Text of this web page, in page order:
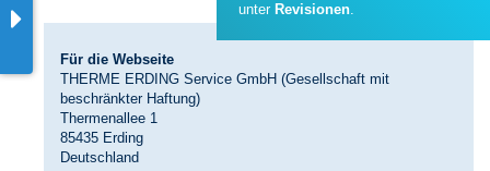
unter Revisionen.
Für die Webseite
THERME ERDING Service GmbH (Gesellschaft mit
beschränkter Haftung)
Thermenallee 1
85435 Erding
Deutschland